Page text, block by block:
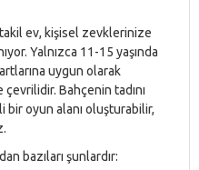
ev, kişisel zevklerinize
Yalnızca 11-15 yaşında
uygun olarak
çevrilidir. Bahçenin tadını
bir oyun alanı oluşturabilir,
bazıları şunlardır: